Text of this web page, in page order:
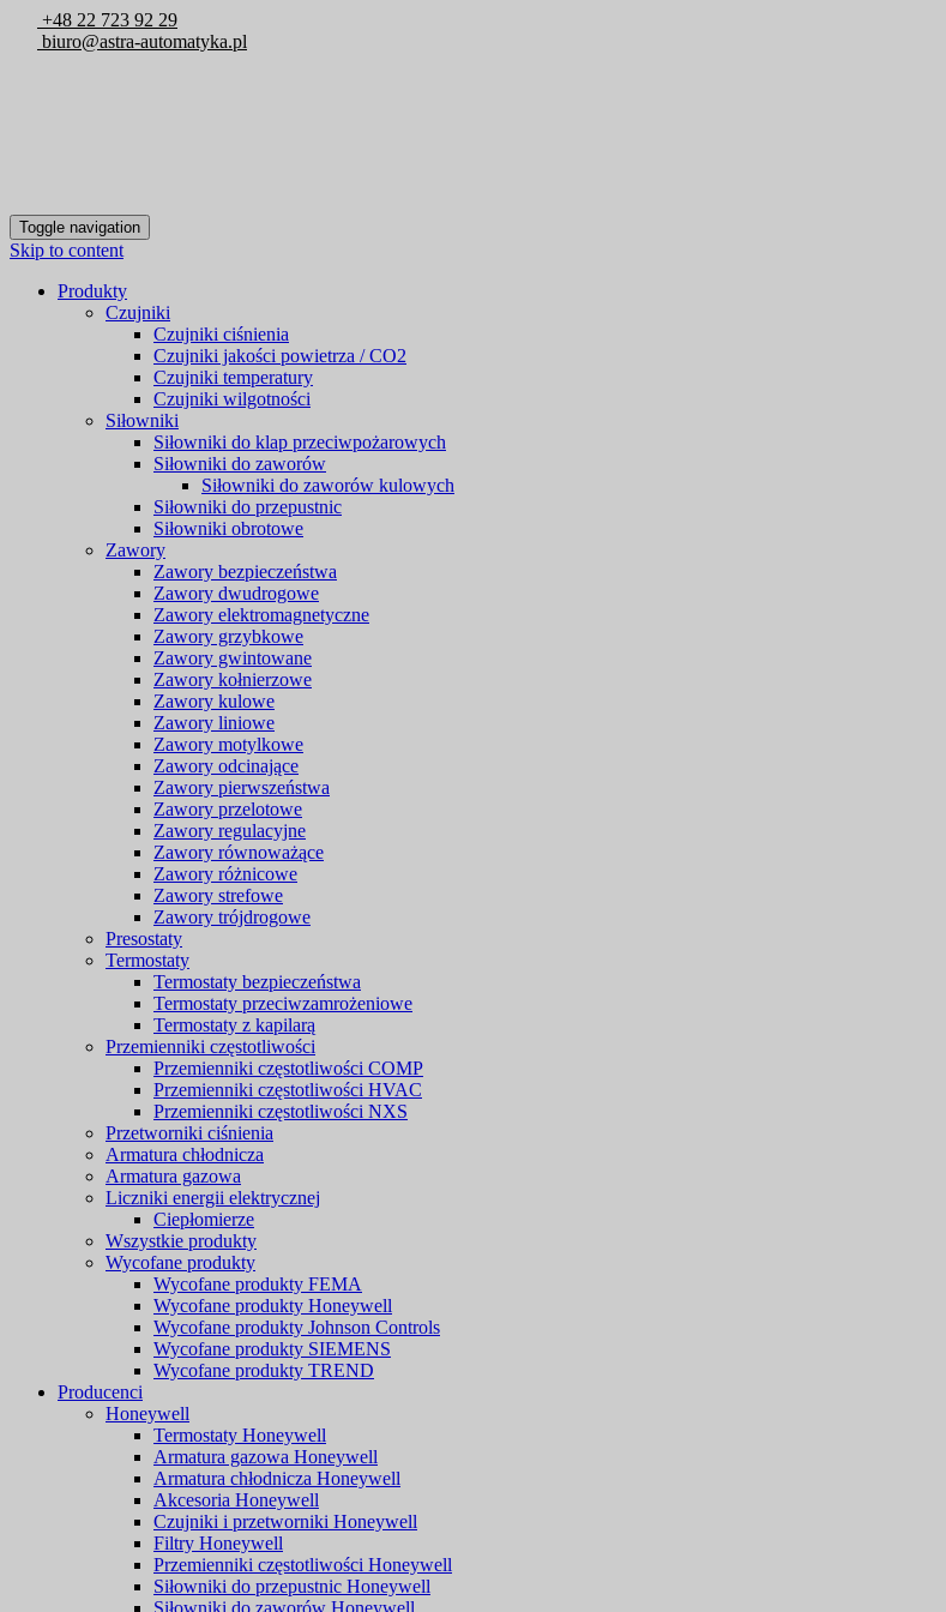
+48 22 723 92 29
biuro@astra-automatyka.pl
Toggle navigation
Skip to content
Produkty
Czujniki
Czujniki ciśnienia
Czujniki jakości powietrza / CO2
Czujniki temperatury
Czujniki wilgotności
Siłowniki
Siłowniki do klap przeciwpożarowych
Siłowniki do zaworów
Siłowniki do zaworów kulowych
Siłowniki do przepustnic
Siłowniki obrotowe
Zawory
Zawory bezpieczeństwa
Zawory dwudrogowe
Zawory elektromagnetyczne
Zawory grzybkowe
Zawory gwintowane
Zawory kołnierzowe
Zawory kulowe
Zawory liniowe
Zawory motylkowe
Zawory odcinające
Zawory pierwszeństwa
Zawory przelotowe
Zawory regulacyjne
Zawory równoważące
Zawory różnicowe
Zawory strefowe
Zawory trójdrogowe
Presostaty
Termostaty
Termostaty bezpieczeństwa
Termostaty przeciwzamrożeniowe
Termostaty z kapilarą
Przemienniki częstotliwości
Przemienniki częstotliwości COMP
Przemienniki częstotliwości HVAC
Przemienniki częstotliwości NXS
Przetworniki ciśnienia
Armatura chłodnicza
Armatura gazowa
Liczniki energii elektrycznej
Ciepłomierze
Wszystkie produkty
Wycofane produkty
Wycofane produkty FEMA
Wycofane produkty Honeywell
Wycofane produkty Johnson Controls
Wycofane produkty SIEMENS
Wycofane produkty TREND
Producenci
Honeywell
Termostaty Honeywell
Armatura gazowa Honeywell
Armatura chłodnicza Honeywell
Akcesoria Honeywell
Czujniki i przetworniki Honeywell
Filtry Honeywell
Przemienniki częstotliwości Honeywell
Siłowniki do przepustnic Honeywell
Siłowniki do zaworów Honeywell